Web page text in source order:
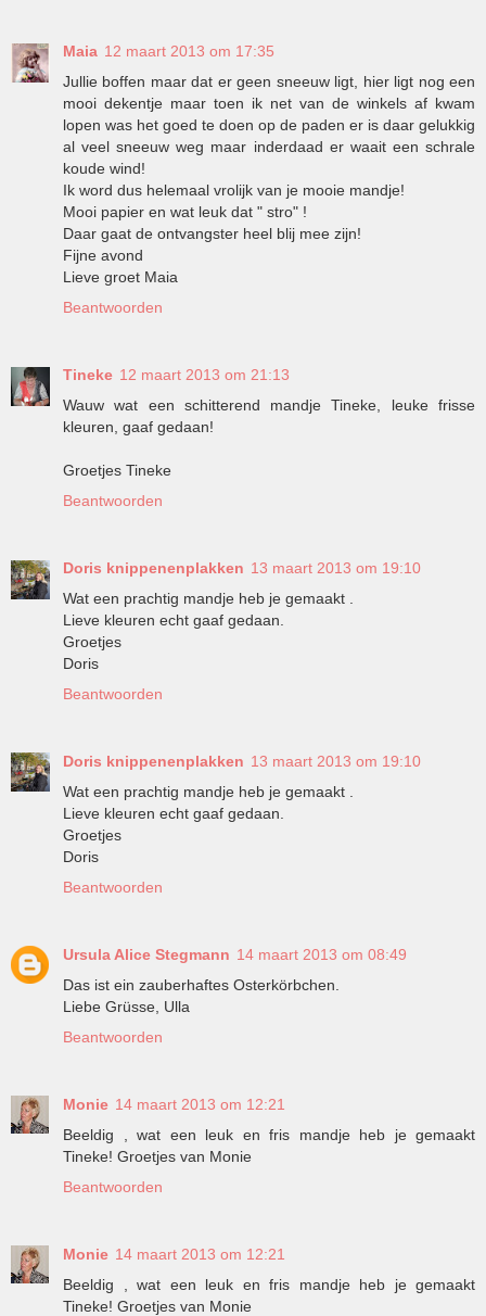
Maia 12 maart 2013 om 17:35
Jullie boffen maar dat er geen sneeuw ligt, hier ligt nog een
mooi dekentje maar toen ik net van de winkels af kwam
lopen was het goed te doen op de paden er is daar gelukkig
al veel sneeuw weg maar inderdaad er waait een schrale
koude wind!
Ik word dus helemaal vrolijk van je mooie mandje!
Mooi papier en wat leuk dat " stro" !
Daar gaat de ontvangster heel blij mee zijn!
Fijne avond
Lieve groet Maia
Beantwoorden
Tineke 12 maart 2013 om 21:13
Wauw wat een schitterend mandje Tineke, leuke frisse
kleuren, gaaf gedaan!
Groetjes Tineke
Beantwoorden
Doris knippenenplakken 13 maart 2013 om 19:10
Wat een prachtig mandje heb je gemaakt .
Lieve kleuren echt gaaf gedaan.
Groetjes
Doris
Beantwoorden
Doris knippenenplakken 13 maart 2013 om 19:10
Wat een prachtig mandje heb je gemaakt .
Lieve kleuren echt gaaf gedaan.
Groetjes
Doris
Beantwoorden
Ursula Alice Stegmann 14 maart 2013 om 08:49
Das ist ein zauberhaftes Osterkörbchen.
Liebe Grüsse, Ulla
Beantwoorden
Monie 14 maart 2013 om 12:21
Beeldig , wat een leuk en fris mandje heb je gemaakt
Tineke! Groetjes van Monie
Beantwoorden
Monie 14 maart 2013 om 12:21
Beeldig , wat een leuk en fris mandje heb je gemaakt
Tineke! Groetjes van Monie